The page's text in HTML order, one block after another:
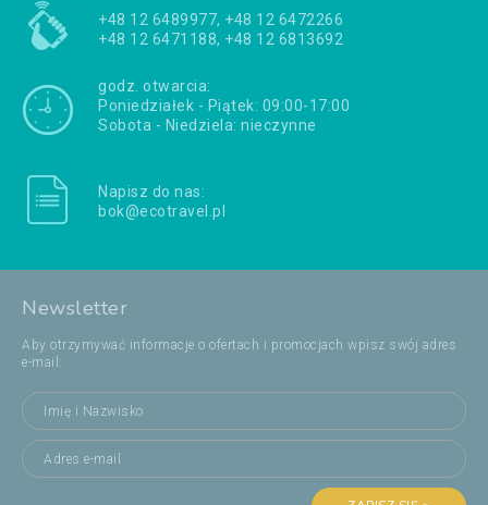
+48 12 6489977, +48 12 6472266
+48 12 6471188, +48 12 6813692
godz. otwarcia:
Poniedziałek - Piątek: 09:00-17:00
Sobota - Niedziela: nieczynne
Napisz do nas:
bok@ecotravel.pl
Newsletter
Aby otrzymywać informacje o ofertach i promocjach wpisz swój adres
e-mail: